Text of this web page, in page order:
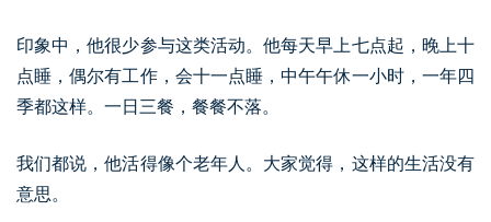
印象中，他很少参与这类活动。他每天早上七点起，晚上十
点睡，偶尔有工作，会十一点睡，中午午休一小时，一年四
季都这样。一日三餐，餐餐不落。
我们都说，他活得像个老年人。大家觉得，这样的生活没有
意思。